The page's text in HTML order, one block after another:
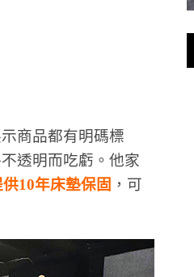
商品都有明碼標
透明而吃虧。他家
10年床墊保固 ，可